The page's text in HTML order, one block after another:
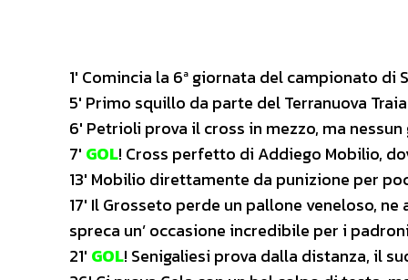
1′ Comincia la 6ª giornata del campionato di
5′ Primo squillo da parte del Terranuova
6′ Petrioli prova il cross in mezzo, ma
7′ GOL! Cross perfetto di Addiego Mobilio,
13′ Mobilio direttamente da punizione per
17′ Il Grosseto perde un pallone veneloso,
spreca un’ occasione incredibile per i
21′ GOL! Senigaliesi prova dalla distanza, il